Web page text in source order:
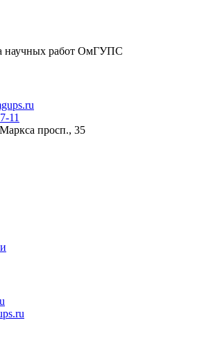
научных работ ОмГУПС
11
просп., 35